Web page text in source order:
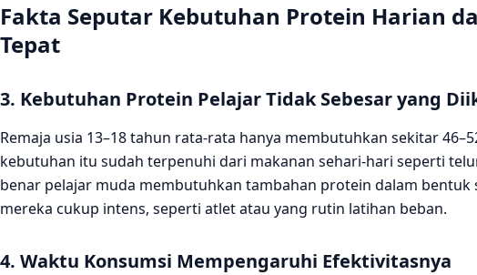
Fakta Seputar Kebutuhan Protein Harian
Tepat
3. Kebutuhan Protein Pelajar Tidak Sebesar yang
Remaja usia 13–18 tahun rata-rata hanya membutuhkan sekitar
kebutuhan itu sudah terpenuhi dari makanan sehari-hari seperti
benar pelajar muda membutuhkan tambahan protein dalam bentuk
mereka cukup intens, seperti atlet atau yang rutin latihan beban.
4. Waktu Konsumsi Mempengaruhi Efektivitasnya